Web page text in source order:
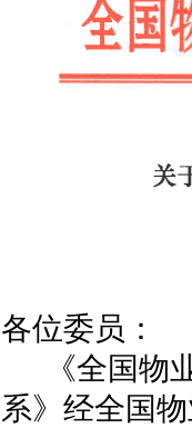
各位委员：
《全国
系》经全国